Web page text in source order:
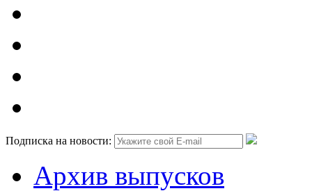
Подписка на новости:
Архив выпусков